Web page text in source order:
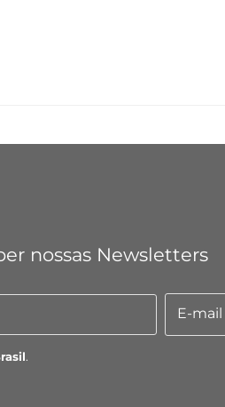
nossas Newsletters
mail
E-mail
.